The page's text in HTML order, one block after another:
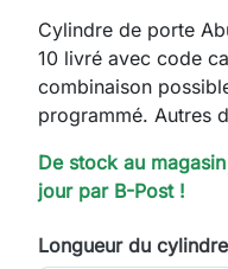
Cylindre de porte
10 livré avec code
combinaison
programmé. Autres
De stock au
jour par B-Post !
Longueur du